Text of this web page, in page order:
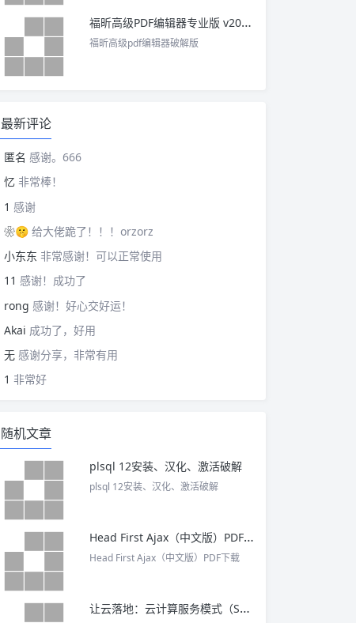
福昕高级PDF编辑器专业版 v2025 中文激活版
福昕高级pdf编辑器破解版
最新评论
匿名 感谢。666
忆 非常棒！
1 感谢
❀🤫 给大佬跪了！！！orzorz
小东东 非常感谢！可以正常使用
11 感谢！成功了
rong 感谢！好心交好运！
Akai 成功了，好用
无 感谢分享，非常有用
1 非常好
随机文章
plsql 12安装、汉化、激活破解
plsql 12安装、汉化、激活破解
Head First Ajax（中文版）PDF下载
Head First Ajax（中文版）PDF下载
让云落地：云计算服务模式（SaaS、PaaS和IaaS）设计决策 PDF下载